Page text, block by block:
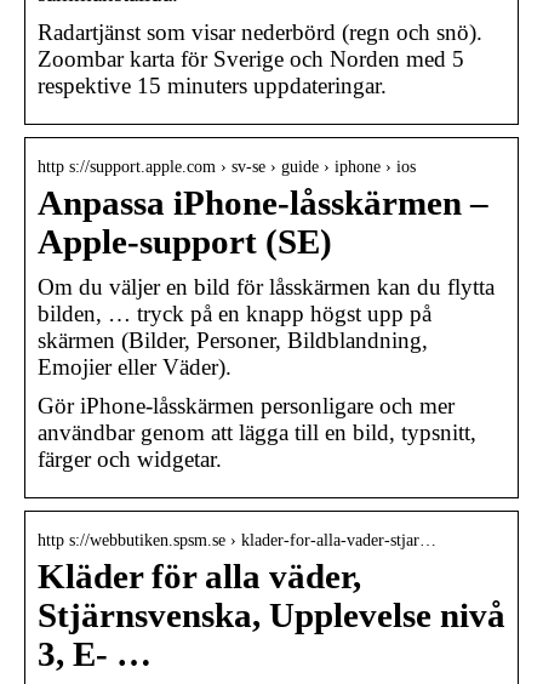
Radartjänst som visar nederbörd (regn och snö).
Zoombar karta för Sverige och Norden med 5
respektive 15 minuters uppdateringar.
http s://support.apple.com › sv-se › guide › iphone › ios
Anpassa iPhone-låsskärmen –
Apple-support (SE)
Om du väljer en bild för låsskärmen kan du flytta
bilden, … tryck på en knapp högst upp på
skärmen (Bilder, Personer, Bildblandning,
Emojier eller Väder).
Gör iPhone-låsskärmen personligare och mer
användbar genom att lägga till en bild, typsnitt,
färger och widgetar.
http s://webbutiken.spsm.se › klader-for-alla-vader-stjar…
Kläder för alla väder,
Stjärnsvenska, Upplevelse nivå
3, E- …